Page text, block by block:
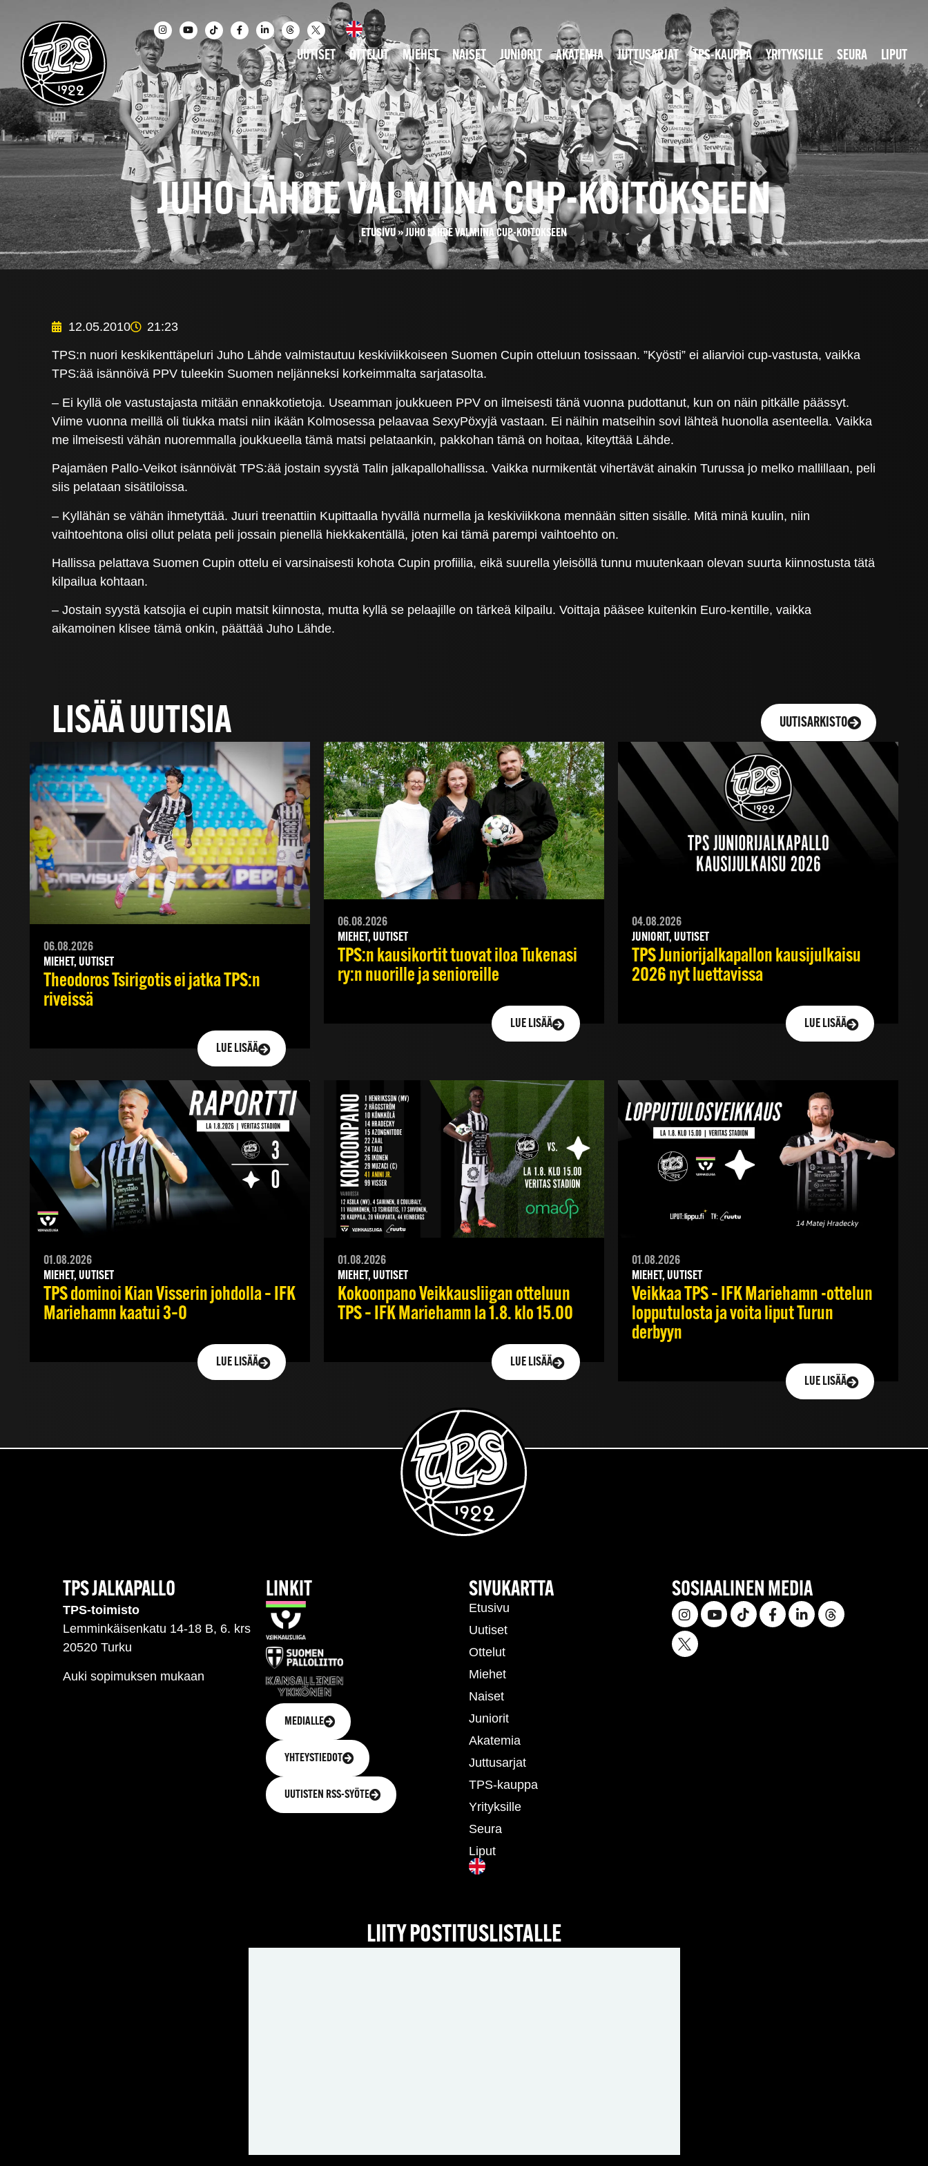
UUTISET OTTELUT MIEHET NAISET JUNIORIT AKATEMIA JUTTUSARJAT TPS-KAUPPA YRITYKSILLE SEURA LIPUT
JUHO LÄHDE VALMIINA CUP-KOITOKSEEN
ETUSIVU»JUHO LÄHDE VALMIINA CUP-KOITOKSEEN
12.05.2010 21:23
TPS:n nuori keskikenttäpeluri Juho Lähde valmistautuu keskiviikkoiseen Suomen Cupin otteluun tosissaan. ”Kyösti” ei aliarvioi cup-vastusta, vaikka
TPS:ää isännöivä PPV tuleekin Suomen neljänneksi korkeimmalta sarjatasolta.
– Ei kyllä ole vastustajasta mitään ennakkotietoja. Useamman joukkueen PPV on ilmeisesti tänä vuonna pudottanut, kun on näin pitkälle päässyt.
Viime vuonna meillä oli tiukka matsi niin ikään Kolmosessa pelaavaa SexyPöxyjä vastaan. Ei näihin matseihin sovi lähteä huonolla asenteella. Vaikka
me ilmeisesti vähän nuoremmalla joukkueella tämä matsi pelataankin, pakkohan tämä on hoitaa, kiteyttää Lähde.
Pajamäen Pallo-Veikot isännöivät TPS:ää jostain syystä Talin jalkapallohallissa. Vaikka nurmikentät vihertävät ainakin Turussa jo melko mallillaan, peli
siis pelataan sisätiloissa.
– Kyllähän se vähän ihmetyttää. Juuri treenattiin Kupittaalla hyvällä nurmella ja keskiviikkona mennään sitten sisälle. Mitä minä kuulin, niin
vaihtoehtona olisi ollut pelata peli jossain pienellä hiekkakentällä, joten kai tämä parempi vaihtoehto on.
Hallissa pelattava Suomen Cupin ottelu ei varsinaisesti kohota Cupin profiilia, eikä suurella yleisöllä tunnu muutenkaan olevan suurta kiinnostusta tätä
kilpailua kohtaan.
– Jostain syystä katsojia ei cupin matsit kiinnosta, mutta kyllä se pelaajille on tärkeä kilpailu. Voittaja pääsee kuitenkin Euro-kentille, vaikka
aikamoinen klisee tämä onkin, päättää Juho Lähde.
LISÄÄ UUTISIA UUTISARKISTO
06.08.2026
MIEHET, UUTISET
Theodoros Tsirigotis ei jatka TPS:n
riveissä
LUE LISÄÄ
06.08.2026
MIEHET, UUTISET
TPS:n kausikortit tuovat iloa Tukenasi
ry:n nuorille ja senioreille
LUE LISÄÄ
04.08.2026
JUNIORIT, UUTISET
TPS Juniorijalkapallon kausijulkaisu
2026 nyt luettavissa
LUE LISÄÄ
01.08.2026
MIEHET, UUTISET
TPS dominoi Kian Visserin johdolla – IFK
Mariehamn kaatui 3–0
LUE LISÄÄ
01.08.2026
MIEHET, UUTISET
Kokoonpano Veikkausliigan otteluun
TPS – IFK Mariehamn la 1.8. klo 15.00
LUE LISÄÄ
01.08.2026
MIEHET, UUTISET
Veikkaa TPS – IFK Mariehamn -ottelun
lopputulosta ja voita liput Turun
derbyyn
LUE LISÄÄ
TPS JALKAPALLO
TPS-toimisto
Lemminkäisenkatu 14-18 B, 6. krs
20520 Turku
Auki sopimuksen mukaan
LINKIT
MEDIALLE
YHTEYSTIEDOT
UUTISTEN RSS-SYÖTE
SIVUKARTTA
Etusivu
Uutiset
Ottelut
Miehet
Naiset
Juniorit
Akatemia
Juttusarjat
TPS-kauppa
Yrityksille
Seura
Liput
SOSIAALINEN MEDIA
LIITY POSTITUSLISTALLE